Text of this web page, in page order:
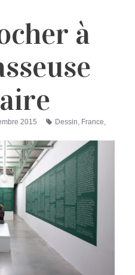
à
2015 Étiquettes
Dessin, France,